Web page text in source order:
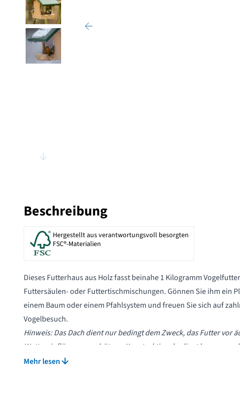
Beschreibung
Hergestellt aus verantwortungsvoll besorgten
FSC®-Materialien
Dieses Futterhaus aus Holz fasst beinahe 1 Kilogramm
Futtersäulen- oder Futtertischmischungen. Gönnen Sie ihm ein
einem Baum oder einem Pfahlsystem und freuen Sie sich auf
Vogelbesuch.
Hinweis: Das Dach dient nur bedingt dem Zweck, das Futter vor
Wettereinflüssen zu schützen. Konstruktionsbedingt kann es
dass bei starkem, anhaltenden Regen Wasser über die
Mehr lesen